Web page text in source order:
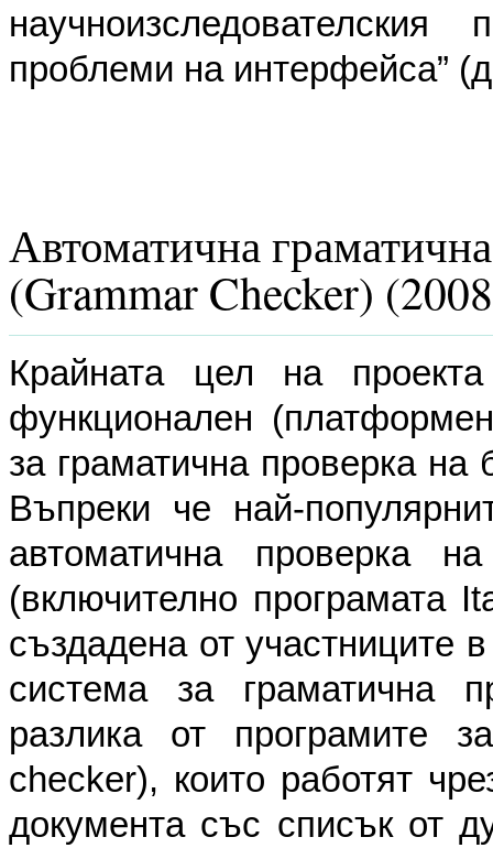
проблеми на интерфейса”
Автоматична
(Grammar Checker)
Крайната цел на
функционален
за граматична проверка на
Въпреки че най-
автоматична проверка
(включително програмата
създадена от участниците
система за граматична
разлика от програмите
checker), които работят
документа със списък от